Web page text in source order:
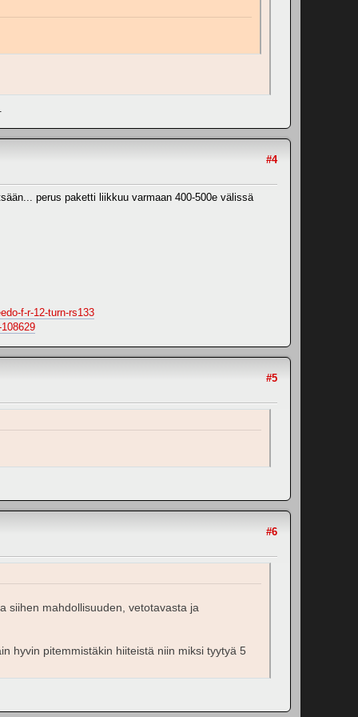
#4
perus paketti liikkuu varmaan 400-500e välissä
f-r-12-turn-rs133
#5
#6
siihen mahdollisuuden, vetotavasta ja
hyvin pitemmistäkin hiiteistä niin miksi tyytyä 5